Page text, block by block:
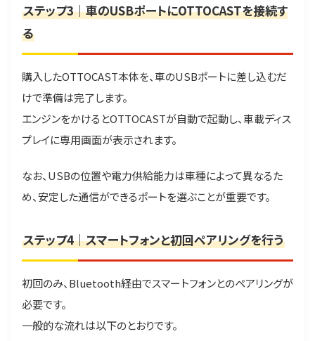
ステップ3｜車のUSBポートにOTTOCASTを接続す
る
購入したOTTOCAST本体を、車のUSBポートに差し込むだ
けで準備は完了します。
エンジンをかけるとOTTOCASTが自動で起動し、車載ディス
プレイに専用画面が表示されます。
なお、USBの位置や電力供給能力は車種によって異なるた
め、安定した通信ができるポートを選ぶことが重要です。
ステップ4｜スマートフォンと初回ペアリングを行う
初回のみ、Bluetooth経由でスマートフォンとのペアリングが
必要です。
一般的な流れは以下のとおりです。